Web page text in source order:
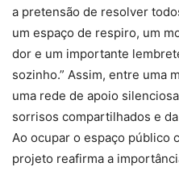
a pretensão de resolver
um espaço de respiro, um
dor e um importante
sozinho.” Assim, entre uma
uma rede de apoio
sorrisos compartilhados e
Ao ocupar o espaço público
projeto reafirma a